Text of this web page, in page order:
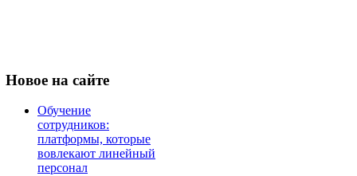
Новое на сайте
Обучение
сотрудников:
платформы, которые
вовлекают линейный
персонал